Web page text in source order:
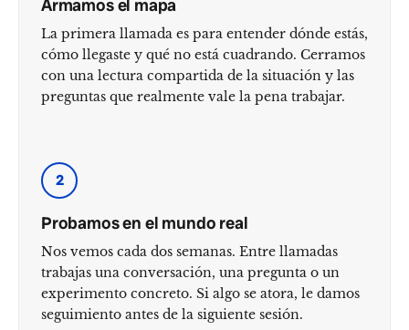
Armamos el mapa
La primera llamada es para entender dónde estás,
cómo llegaste y qué no está cuadrando. Cerramos
con una lectura compartida de la situación y las
preguntas que realmente vale la pena trabajar.
2
Probamos en el mundo real
Nos vemos cada dos semanas. Entre llamadas
trabajas una conversación, una pregunta o un
experimento concreto. Si algo se atora, le damos
seguimiento antes de la siguiente sesión.